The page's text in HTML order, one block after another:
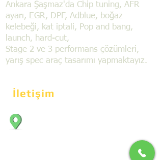
Ankara Şaşmaz'da Chip tuning, AFR
ayarı, EGR, DPF, Adblue, boğaz
kelebeği, kat iptali, Pop and bang,
launch, hard-cut,
Stage 2 ve 3 performans çözümleri,
yarış spec araç tasarımı yapmaktayız.
İletişim